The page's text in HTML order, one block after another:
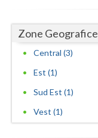
Zone Geografice
Central (3)
Est (1)
Sud Est (1)
Vest (1)